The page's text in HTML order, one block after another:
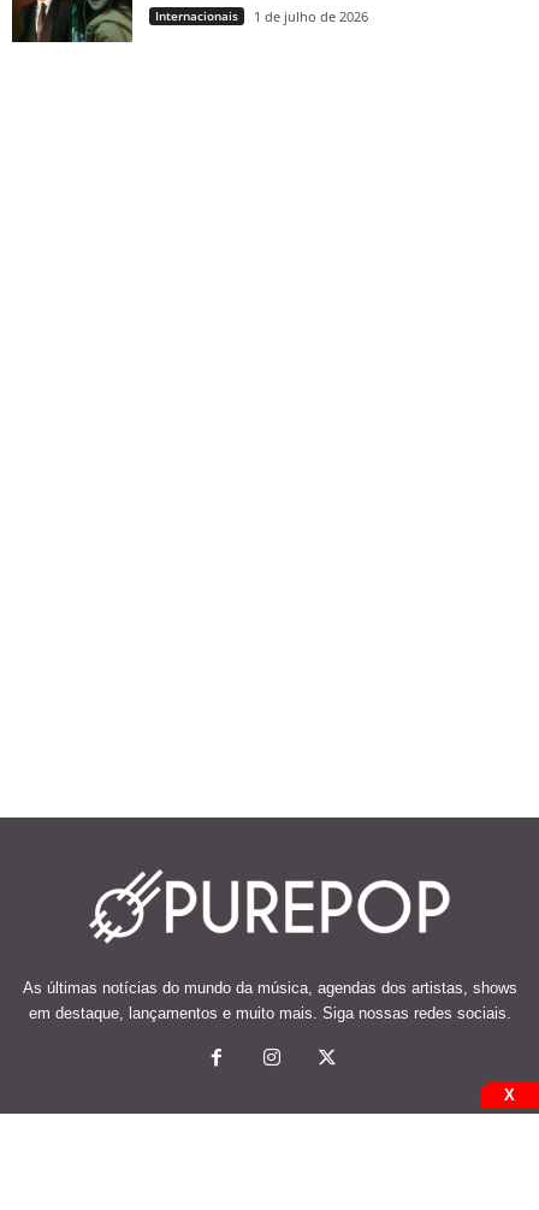
Internacionais 1 de julho de 2026
As últimas notícias do mundo da música, agendas dos artistas, shows
em destaque, lançamentos e muito mais. Siga nossas redes sociais.
X